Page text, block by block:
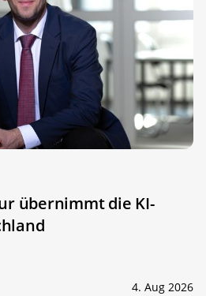
übernimmt die KI-
4. Aug 2026